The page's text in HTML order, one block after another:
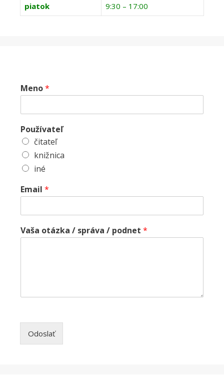
piatok
9:30 – 17:00
Meno*
Používateľ
čitateľ
knižnica
iné
Email *
Vaša otázka / správa / podnet *
Odoslať